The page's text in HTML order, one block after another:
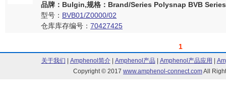
品牌：Bulgin,规格：Brand/Series Polysnap BVB
型号： BVB01/Z0000/02
仓库库存编号： 70427425
1
关于我们 Amphenol简介| Amphenol产品 Amphenol产品应用
Copyright © 2017 www.amphenol-connect.comAll